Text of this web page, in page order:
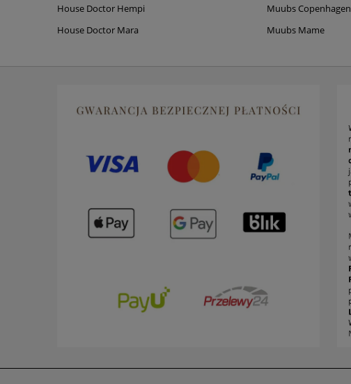
House Doctor Hempi
House Doctor Mara
Muubs Copenhagen
Muubs Mame